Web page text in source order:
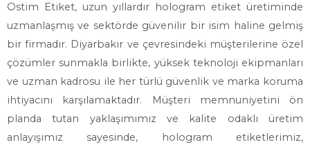
Ostim Etiket, uzun yıllardır hologram etiket üretiminde
uzmanlaşmış ve sektörde güvenilir bir isim haline gelmiş
bir firmadır. Diyarbakır ve çevresindeki müşterilerine özel
çözümler sunmakla birlikte, yüksek teknoloji ekipmanları
ve uzman kadrosu ile her türlü güvenlik ve marka koruma
ihtiyacını karşılamaktadır. Müşteri memnuniyetini ön
planda tutan yaklaşımımız ve kalite odaklı üretim
anlayışımız sayesinde, hologram etiketlerimiz,